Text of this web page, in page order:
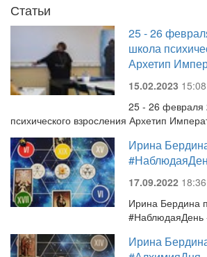
Статьи
25 - 26
школа
Архетип
15.02.2023 15:08
25 - 26 февраля
психического взросления Архетип
Ирина
17.09.2022 18:36
Ирина Бердина
#НаблюдаяДень
Ирина